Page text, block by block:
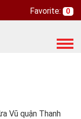
Favorite: 0
T
Vũ quận Thanh